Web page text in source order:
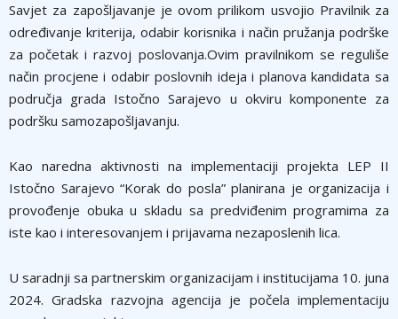
Savjet za zapošljavanje je ovom prilikom usvojio Pravilnik za
određivanje kriterija, odabir korisnika i način pružanja podrške
za početak i razvoj poslovanja.Ovim pravilnikom se reguliše
način procjene i odabir poslovnih ideja i planova kandidata sa
područja grada Istočno Sarajevo u okviru komponente za
podršku samozapošljavanju.
Kao naredna aktivnosti na implementaciji projekta LEP II
Istočno Sarajevo “Korak do posla” planirana je organizacija i
provođenje obuka u skladu sa predviđenim programima za
iste kao i interesovanjem i prijavama nezaposlenih lica.
U saradnji sa partnerskim organizacijam i institucijama 10. juna
2024. Gradska razvojna agencija je počela implementaciju